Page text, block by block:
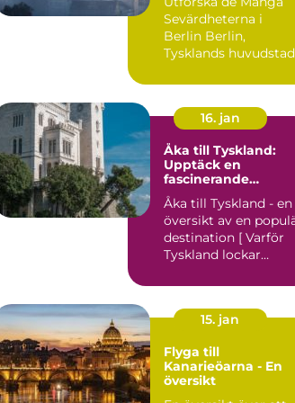
Sevärdheterna i
Berlin Berlin,
Tysklands huvudstad
metropol, er...
16. jan
Åka till Tyskland:
Upptäck en
fascinerande
destination i hjärtat
av Europa
Åka till Tyskland - en
översikt av en
destination [ Varför
Tyskland lockar
15. jan
Flyga till
Kanarieöarna - En
översikt